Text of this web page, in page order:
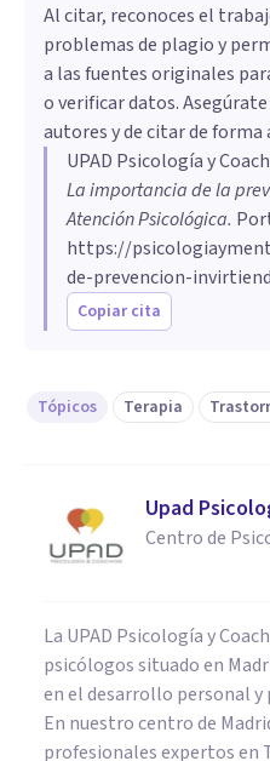
Al citar, reconoces el
problemas de plagio y
a las fuentes originales
o verificar datos.
autores y de citar de forma
UPAD Psicología y
La importancia de la
Atención Psicológica.
https://
de-prevencion-
Copiar cita
Tópicos Terapia
Upad
Centro de
La UPAD Psicología y
psicólogos situado en
en el desarrollo personal y
En nuestro centro de
profesionales expertos en